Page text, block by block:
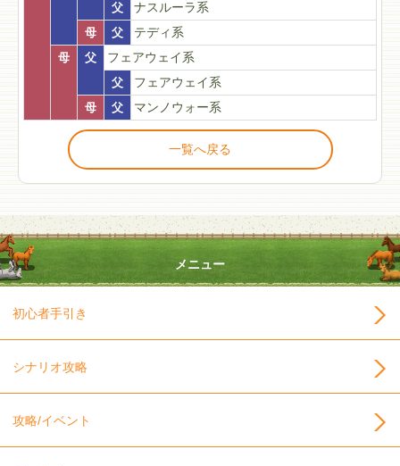
父
ナスルーラ系
母
父
テディ系
母
父
フェアウェイ系
父
フェアウェイ系
母
父 マンノウォー系
一覧へ戻る
メニュー
初心者手引き
シナリオ攻略
攻略/イベント